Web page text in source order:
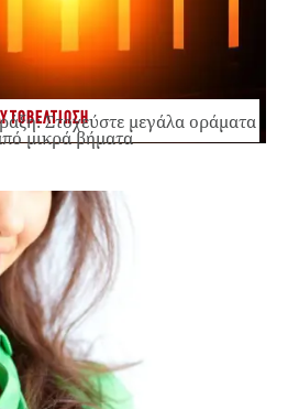
Στοχεύστε μεγάλα οράματα
μικρά βήματα